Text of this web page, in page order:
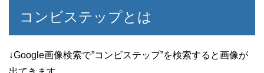
コンビステップとは
↓Google画像検索で”コンビステップ”を検索すると画像が